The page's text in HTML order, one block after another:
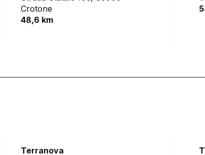
Crotone
48,6 km
Terranova